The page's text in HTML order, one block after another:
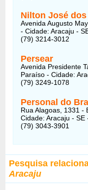
Nilton José
Avenida Augusto
- Cidade: Aracaju -
(79) 3214-3012
Persear
Avenida Presidente
Paraíso - Cidade:
(79) 3249-1078
Personal do
Rua Alagoas, 1331 -
Cidade: Aracaju -
(79) 3043-3901
Pesquisa
Aracaju